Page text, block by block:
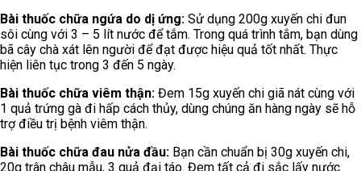
Bài thuốc chữa ngứa do dị ứng: Sử dụng 200g xuyến chi đun
sôi cùng với 3 – 5 lít nước để tắm. Trong quá trình tắm, bạn dùng
bã cây chà xát lên người để đạt được hiệu quả tốt nhất. Thực
hiện liên tục trong 3 đến 5 ngày.
Bài thuốc chữa viêm thận: Đem 15g xuyến chi giã nát cùng với
1 quả trứng gà đi hấp cách thủy, dùng chúng ăn hàng ngày sẽ hỗ
trợ điều trị bệnh viêm thận.
Bài thuốc chữa đau nửa đầu: Bạn cần chuẩn bị 30g xuyến chi,
20g trân châu mẫu, 3 quả đại táo. Đem tất cả đi sắc lấy nước